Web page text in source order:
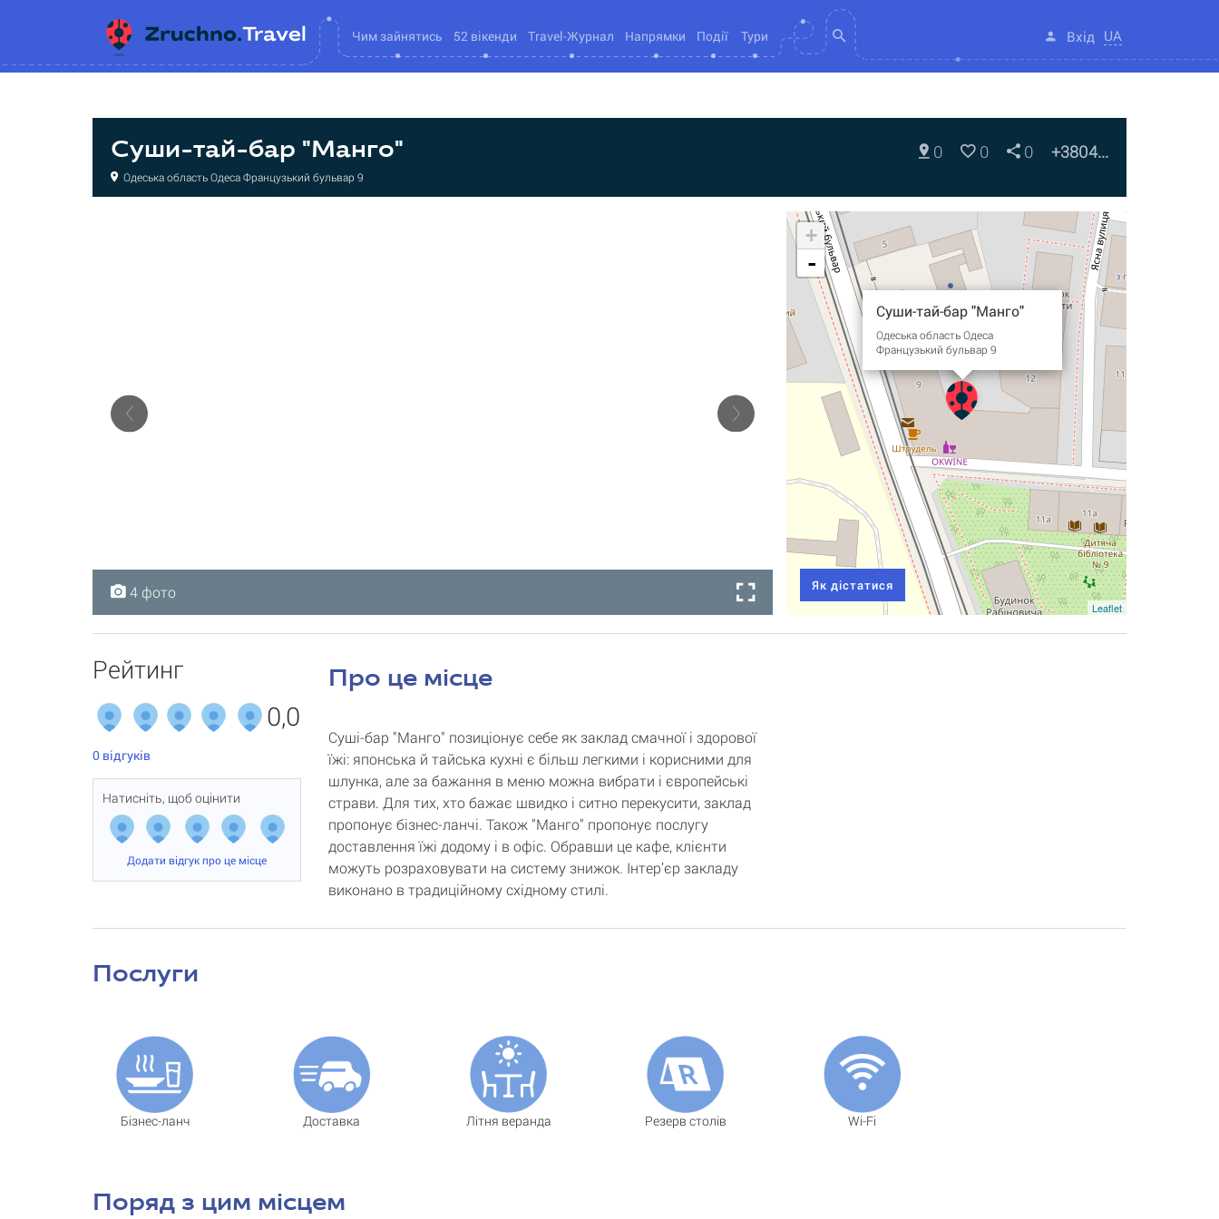
Чим зайнятись 52 вікенди Travel-Журнал Напрямки Події Тури Вхід UA
Суши-тай-бар "Манго"
Одеська область Одеса Французький бульвар 9
0 0 0 +3804...
4 фото
4 фото
4 фото
4 фото
Суши-тай-бар "Манго"
Одеська область Одеса
Французький бульвар 9
+
-
Leaflet
Як дістатися
Рейтинг
0,0
0 відгуків
Натисніть, щоб оцінити
Додати відгук про це місце
Про це місце
Суші-бар "Манго" позиціонує себе як заклад смачної і здорової
їжі: японська й тайська кухні є більш легкими і корисними для
шлунка, але за бажання в меню можна вибрати і європейські
страви. Для тих, хто бажає швидко і ситно перекусити, заклад
пропонує бізнес-ланчі. Також "Манго" пропонує послугу
доставлення їжі додому і в офіс. Обравши це кафе, клієнти
можуть розраховувати на систему знижок. Інтер’єр закладу
виконано в традиційному східному стилі.
Послуги
Бізнес-ланч Доставка Літня веранда Резерв столів Wi-Fi
Поряд з цим місцем